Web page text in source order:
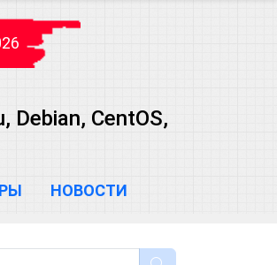
CentOS,
НОВОСТИ